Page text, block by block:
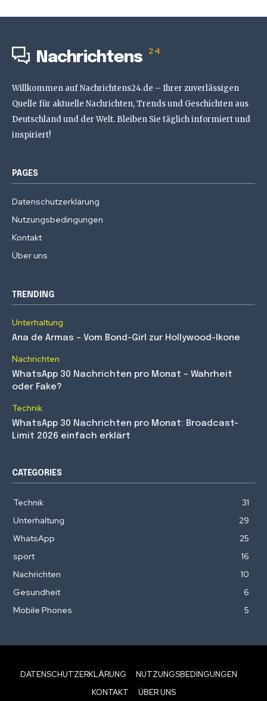
Nachrichtens 24
Willkommen auf Nachrichtens24.de – Ihrer zuverlässigen
Quelle für aktuelle Nachrichten, Trends und Geschichten aus
Deutschland und der Welt. Bleiben Sie täglich informiert und
inspiriert!
PAGES
Datenschutzerklärung
Nutzungsbedingungen
Kontakt
Über uns
TRENDING
Unterhaltung
Ana de Armas – Vom Bond-Girl zur Hollywood-Ikone
Nachrichten
WhatsApp 30 Nachrichten pro Monat – Wahrheit
oder Fake?
Technik
WhatsApp 30 Nachrichten pro Monat: Broadcast-
Limit 2026 einfach erklärt
CATEGORIES
Technik
31
Unterhaltung
29
WhatsApp
25
sport
16
Nachrichten
10
Gesundheit
6
Mobile Phones
5
DATENSCHUTZERKLÄRUNG
NUTZUNGSBEDINGUNGEN
KONTAKT
ÜBER UNS